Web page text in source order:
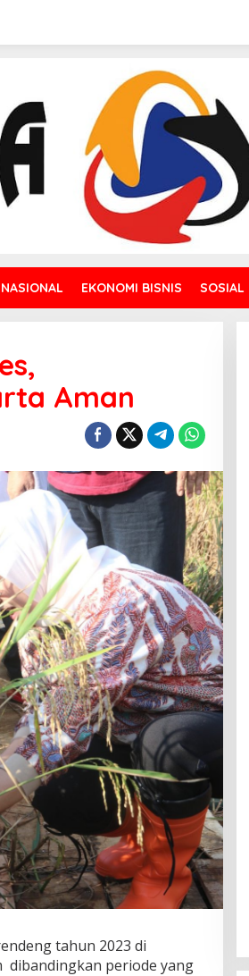
NASIONAL EKONOMI BISNIS SOSIAL
Aman
tahun 2023 di
dibandingkan periode yang